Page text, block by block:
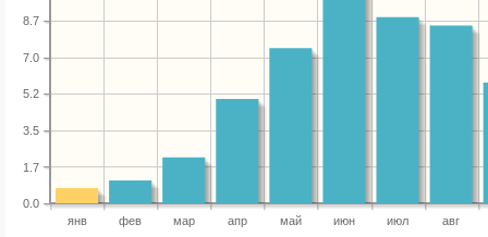
янв фев мар апр май июн июл авг
0.0
1.7
3.5
5.2
7.0
8.7